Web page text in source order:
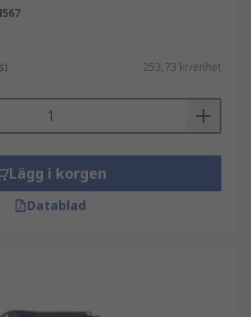
253,73 kr/enhet
Lägg i korgen
Datablad